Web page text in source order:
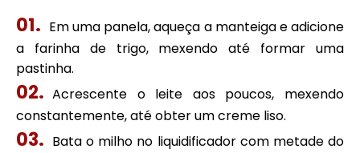
Em uma panela, aqueça a manteiga e adicione
a farinha de trigo, mexendo até formar uma
pastinha.
Acrescente o leite aos poucos, mexendo
constantemente, até obter um creme liso.
Bata o milho no liquidificador com metade do